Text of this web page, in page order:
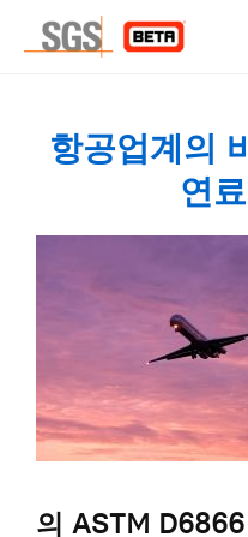
항공업계의
연
의 ASTM